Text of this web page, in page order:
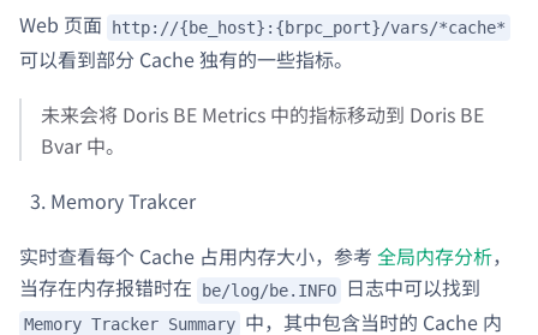
Web 页面
http://{be_host}:{brpc_port}/vars/*cache*
可以看到部分 Cache 独有的一些指标。
未来会将 Doris BE Metrics 中的指标移动到 Doris BE
Bvar 中。
Memory Trakcer
实时查看每个 Cache 占用内存大小，参考 全局内存分析，
当存在内存报错时在
be/log/be.INFO 日志中可以找到
Memory Tracker Summary 中，其中包含当时的 Cache 内